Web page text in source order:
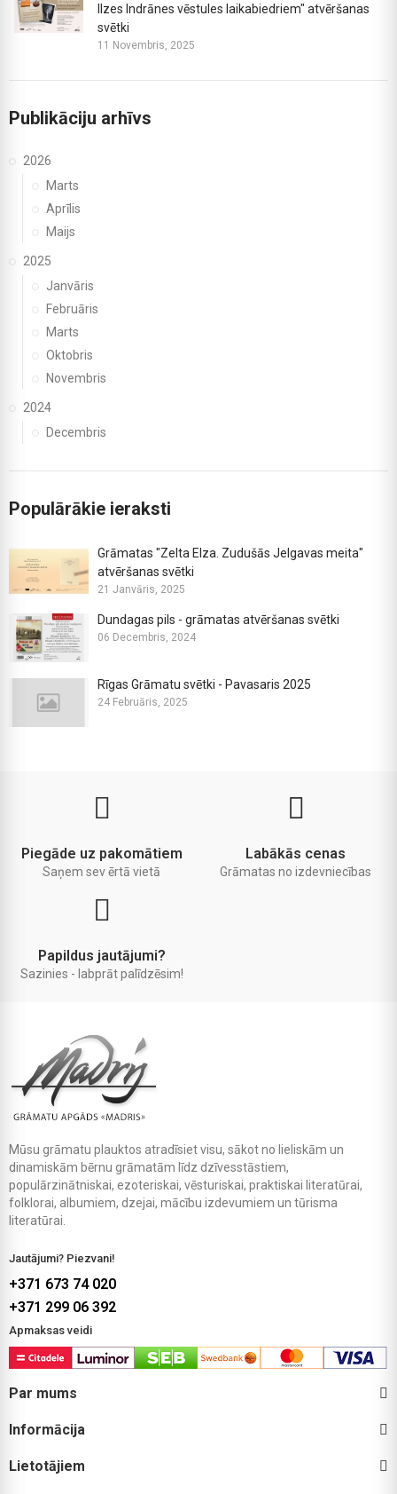
Ilzes Indrānes vēstules laikabiedriem" atvēršanas
svētki
11 Novembris, 2025
Publikāciju arhīvs
2026
Marts
Aprīlis
Maijs
2025
Janvāris
Februāris
Marts
Oktobris
Novembris
2024
Decembris
Populārākie ieraksti
Grāmatas "Zelta Elza. Zudušās Jelgavas meita"
atvēršanas svētki
21 Janvāris, 2025
Dundagas pils - grāmatas atvēršanas svētki
06 Decembris, 2024
Rīgas Grāmatu svētki - Pavasaris 2025
24 Februāris, 2025
Piegāde uz pakomātiem
Saņem sev ērtā vietā
Labākās cenas
Grāmatas no izdevniecības
Papildus jautājumi?
Sazinies - labprāt palīdzēsim!
Mūsu grāmatu plauktos atradīsiet visu, sākot no lieliskām un
dinamiskām bērnu grāmatām līdz dzīvesstāstiem,
populārzinātniskai, ezoteriskai, vēsturiskai, praktiskai literatūrai,
folklorai, albumiem, dzejai, mācību izdevumiem un tūrisma
literatūrai.
Jautājumi? Piezvani!
+371 673 74 020
+371 299 06 392
Apmaksas veidi
Par mums
Informācija
Lietotājiem